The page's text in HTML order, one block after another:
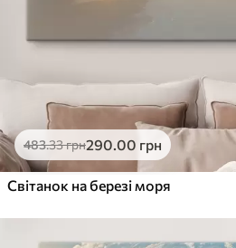
483.33грн290.00 грн
Світанок на березі моря